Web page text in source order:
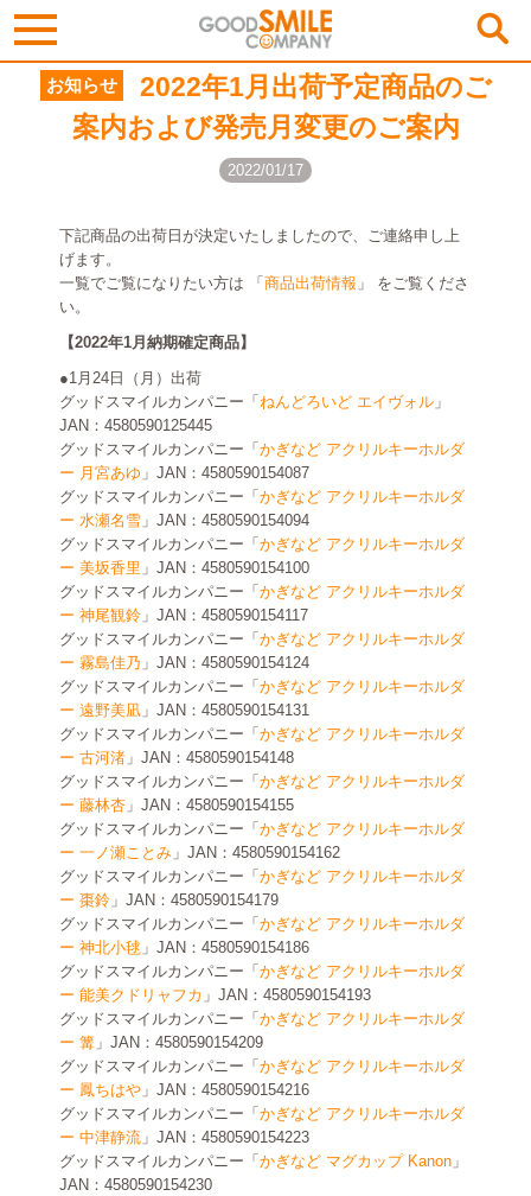
お知らせ
2022年1月出荷予定商品のご
案内および発売月変更のご案内
2022/01/17
下記商品の出荷日が決定いたしましたので、ご連絡申し上
げます。
一覧でご覧になりたい方は 「 商品出荷情報 」 をご覧くださ
い。
【2022年1月納期確定商品】
●1月24日（月）出荷
グッドスマイルカンパニー「 ねんどろいど エイヴォル 」
JAN：4580590125445
グッドスマイルカンパニー「 かぎなど アクリルキーホルダ
ー 月宮あゆ 」JAN：4580590154087
グッドスマイルカンパニー「 かぎなど アクリルキーホルダ
ー 水瀬名雪 」JAN：4580590154094
グッドスマイルカンパニー「 かぎなど アクリルキーホルダ
ー 美坂香里 」JAN：4580590154100
グッドスマイルカンパニー「 かぎなど アクリルキーホルダ
ー 神尾観鈴 」JAN：4580590154117
グッドスマイルカンパニー「 かぎなど アクリルキーホルダ
ー 霧島佳乃 」JAN：4580590154124
グッドスマイルカンパニー「 かぎなど アクリルキーホルダ
ー 遠野美凪 」JAN：4580590154131
グッドスマイルカンパニー「 かぎなど アクリルキーホルダ
ー 古河渚 」JAN：4580590154148
グッドスマイルカンパニー「 かぎなど アクリルキーホルダ
ー 藤林杏 」JAN：4580590154155
グッドスマイルカンパニー「 かぎなど アクリルキーホルダ
ー 一ノ瀬ことみ 」JAN：4580590154162
グッドスマイルカンパニー「 かぎなど アクリルキーホルダ
ー 棗鈴 」JAN：4580590154179
グッドスマイルカンパニー「 かぎなど アクリルキーホルダ
ー 神北小毬 」JAN：4580590154186
グッドスマイルカンパニー「 かぎなど アクリルキーホルダ
ー 能美クドリャフカ 」JAN：4580590154193
グッドスマイルカンパニー「 かぎなど アクリルキーホルダ
ー 篝 」JAN：4580590154209
グッドスマイルカンパニー「 かぎなど アクリルキーホルダ
ー 鳳ちはや 」JAN：4580590154216
グッドスマイルカンパニー「 かぎなど アクリルキーホルダ
ー 中津静流 」JAN：4580590154223
グッドスマイルカンパニー「 かぎなど マグカップ Kanon 」
JAN：4580590154230